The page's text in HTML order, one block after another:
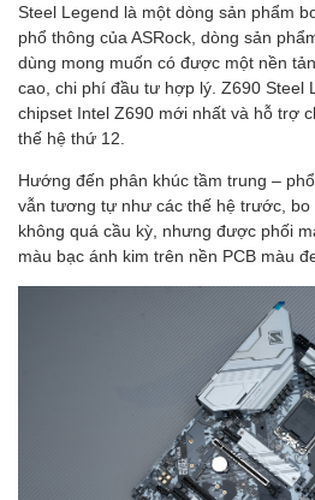
Steel Legend là một dòng sản phẩm
phổ thông của ASRock, dòng sản
dùng mong muốn có được một nền
cao, chi phí đầu tư hợp lý. Z690 Steel
chipset Intel Z690 mới nhất và hỗ trợ
thế hệ thứ 12.
Hướng đến phân khúc tầm trung –
vẫn tương tự như các thế hệ trước, bo
không quá cầu kỳ, nhưng được phối
màu bạc ánh kim trên nền PCB màu